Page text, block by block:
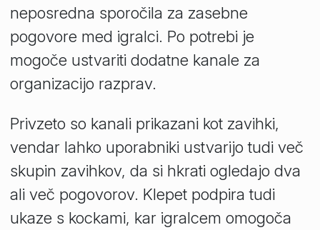
neposredna sporočila za zasebne
pogovore med igralci. Po potrebi je
mogoče ustvariti dodatne kanale za
organizacijo razprav.
Privzeto so kanali prikazani kot zavihki,
vendar lahko uporabniki ustvarijo tudi več
skupin zavihkov, da si hkrati ogledajo dva
ali več pogovorov. Klepet podpira tudi
ukaze s kockami, kar igralcem omogoča